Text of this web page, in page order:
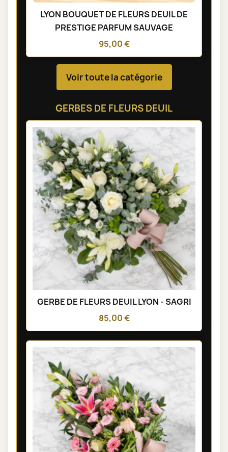
LYON BOUQUET DE FLEURS DEUIL DE
PRESTIGE PARFUM SAUVAGE
95,00 €
Voir toute la catégorie
GERBES DE FLEURS DEUIL
GERBE DE FLEURS DEUIL LYON - SAGRI
85,00 €